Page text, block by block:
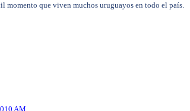
momento que viven muchos uruguayos en todo el país.
AM